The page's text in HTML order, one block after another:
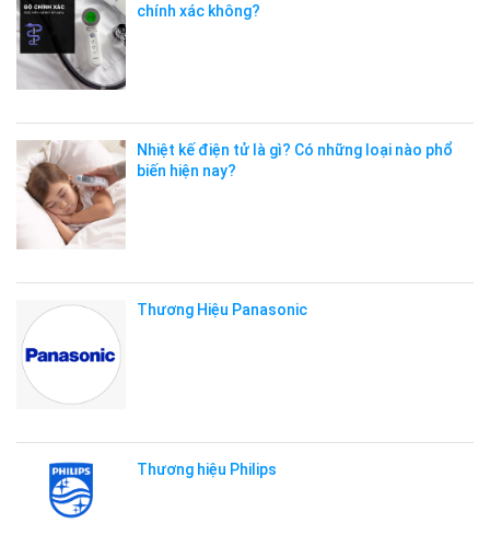
chính xác không?
Nhiệt kế điện tử là gì? Có những loại nào phổ
biến hiện nay?
Thương Hiệu Panasonic
Thương hiệu Philips